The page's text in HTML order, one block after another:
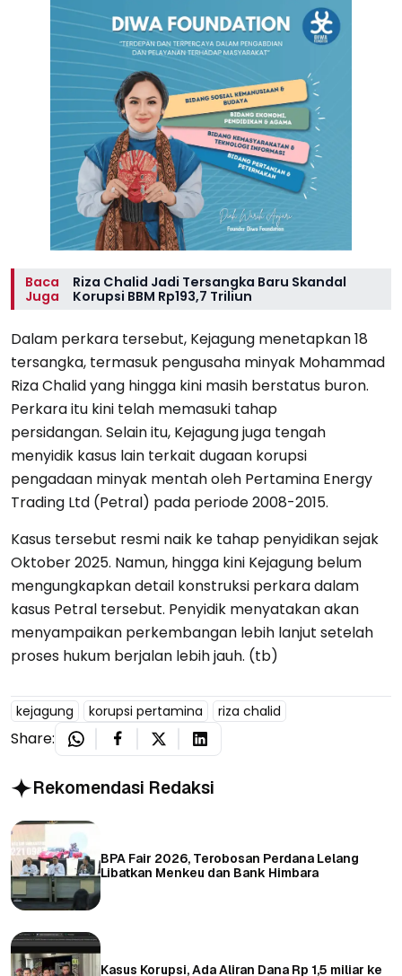
Baca
Juga
Riza Chalid Jadi Tersangka Baru Skandal
Korupsi BBM Rp193,7 Triliun
Dalam perkara tersebut, Kejagung menetapkan 18
tersangka, termasuk pengusaha minyak Mohammad
Riza Chalid yang hingga kini masih berstatus buron.
Perkara itu kini telah memasuki tahap
persidangan. Selain itu, Kejagung juga tengah
menyidik kasus lain terkait dugaan korupsi
pengadaan minyak mentah oleh Pertamina Energy
Trading Ltd (Petral) pada periode 2008-2015.
Kasus tersebut resmi naik ke tahap penyidikan sejak
Oktober 2025. Namun, hingga kini Kejagung belum
mengungkapkan detail konstruksi perkara dalam
kasus Petral tersebut. Penyidik menyatakan akan
menyampaikan perkembangan lebih lanjut setelah
proses hukum berjalan lebih jauh. (tb)
kejagung korupsi pertamina riza chalid
Share:
Rekomendasi Redaksi
BPA Fair 2026, Terobosan Perdana Lelang
Libatkan Menkeu dan Bank Himbara
Kasus Korupsi, Ada Aliran Dana Rp 1,5 miliar ke